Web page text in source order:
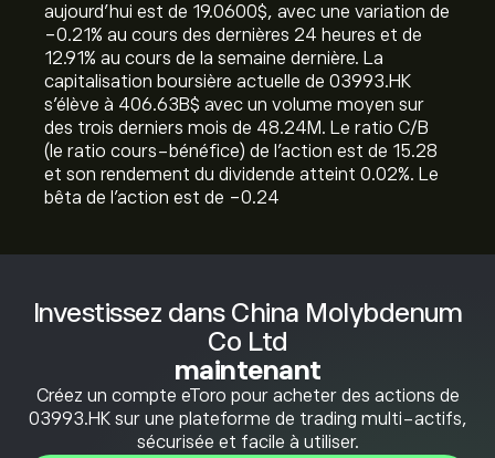
Investissez dans China Molybdenum
Co Ltd
maintenant
Créez un compte eToro pour acheter des actions de
03993.HK sur une plateforme de trading multi-actifs,
sécurisée et facile à utiliser.
aujourd'hui est de 19.0600‎$‎, avec une variation de
‎-0.21‎% au cours des dernières 24 heures et de
‎12.91‎% au cours de la semaine dernière. La
capitalisation boursière actuelle de 03993.HK
s'élève à 406.63B‎$‎ avec un volume moyen sur
des trois derniers mois de 48.24M. Le ratio C/B
(le ratio cours-bénéfice) de l'action est de 15.28
et son rendement du dividende atteint 0.02%. Le
bêta de l'action est de -0.24